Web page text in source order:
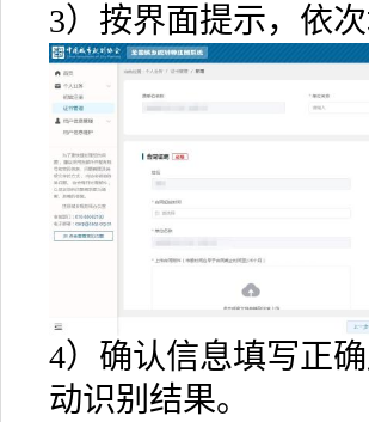
3）按界面提示，依
4）确认信息填写正
动识别结果。